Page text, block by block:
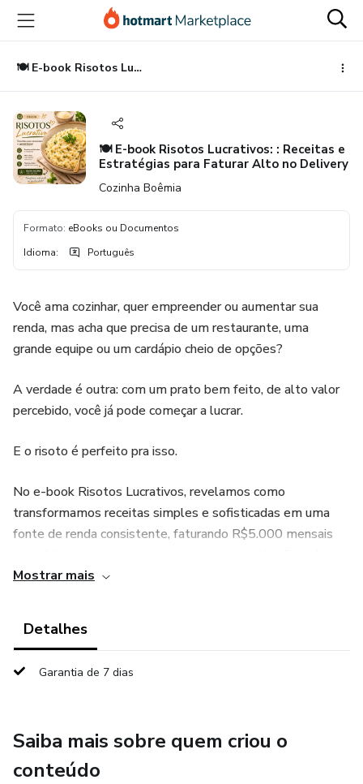
para
conteúdo
principal
para
pagamento
para
rodapé
🍽️ E-book Risotos Lucrativos: : Receitas e Estratégias para Faturar Alto no Delivery
🍽️ E-book Risotos Lucrativos: : Receitas e
Estratégias para Faturar Alto no Delivery
Cozinha Boêmia
Formato: eBooks ou Documentos
Idioma: Português
Você ama cozinhar, quer empreender ou aumentar sua
renda, mas acha que precisa de um restaurante, uma
grande equipe ou um cardápio cheio de opções?
A verdade é outra: com um prato bem feito, de alto valor
percebido, você já pode começar a lucrar.
E o risoto é perfeito pra isso.
No e-book Risotos Lucrativos, revelamos como
transformamos receitas simples e sofisticadas em uma
fonte de renda consistente, faturando R$5.000 mensais
de casa.
os dias
Filé Mignon ao Molho Cremoso
Mostrar mais
Detalhes
Garantia de 7 dias
Saiba mais sobre quem criou o
conteúdo